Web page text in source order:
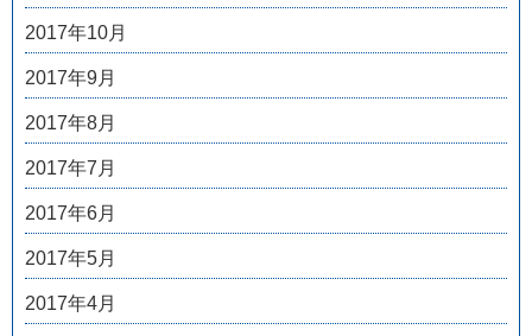
2017年10月
2017年9月
2017年8月
2017年7月
2017年6月
2017年5月
2017年4月